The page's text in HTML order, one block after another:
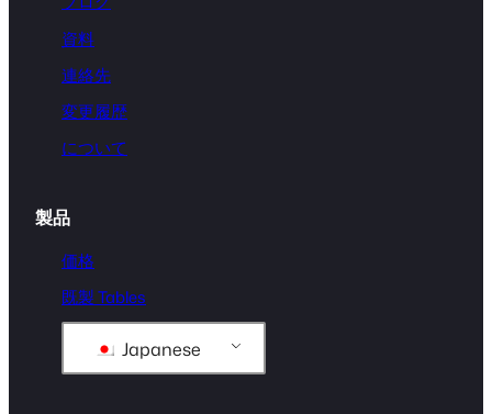
資料
連絡先
変更履歴
について
製品
価格
既製 Tables
Japanese